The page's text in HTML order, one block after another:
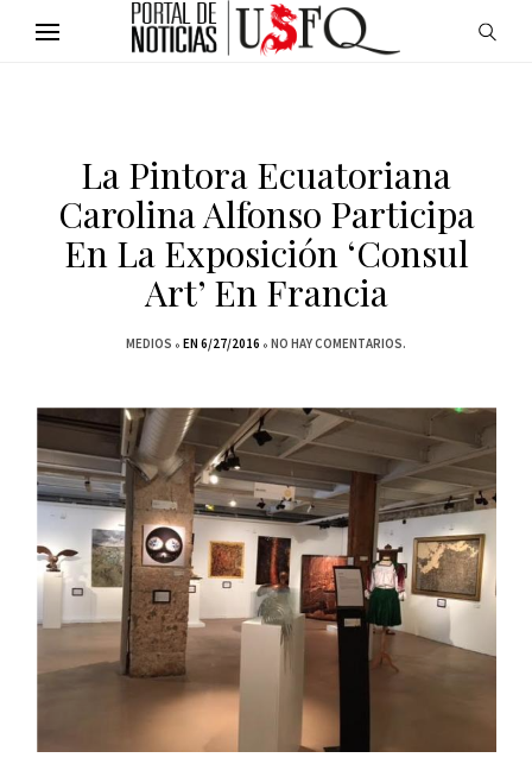
La Pintora Ecuatoriana
Carolina Alfonso Participa
En La Exposición ‘Consul
Art’ En Francia
MEDIOS EN 6/27/2016 NO HAY COMENTARIOS.